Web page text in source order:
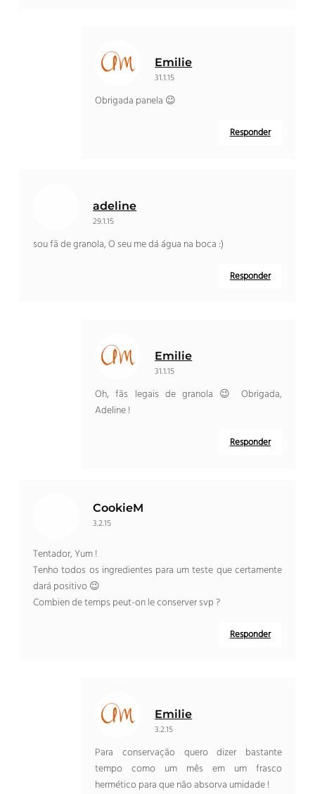
Emilie
31.1.15
Obrigada panela 😉
Responder
adeline
29.1.15
sou fã de granola, O seu me dá água na boca :)
Responder
Emilie
31.1.15
Oh, fãs legais de granola 😉 Obrigada,
Adeline !
Responder
CookieM
3.2.15
Tentador, Yum !
Tenho todos os ingredientes para um teste que certamente
dará positivo 😉
Combien de temps peut-on le conserver svp?
Responder
Emilie
3.2.15
Para conservação quero dizer bastante
tempo como um mês em um frasco
hermético para que não absorva umidade !